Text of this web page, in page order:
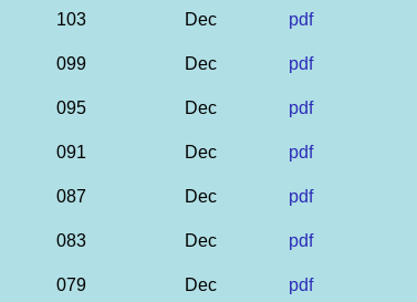
103 Dec pdf
099 Dec pdf
095 Dec pdf
091 Dec pdf
087 Dec pdf
083 Dec pdf
079 Dec pdf